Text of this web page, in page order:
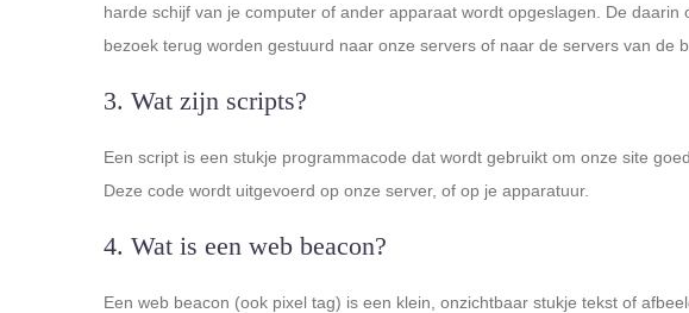
harde schijf van je computer of ander apparaat wordt opgeslagen. De
bezoek terug worden gestuurd naar onze servers of naar de servers van de
3. Wat zijn scripts?
Een script is een stukje programmacode dat wordt gebruikt om onze site
Deze code wordt uitgevoerd op onze server, of op je apparatuur.
4. Wat is een web beacon?
Een web beacon (ook pixel tag) is een klein, onzichtbaar stukje tekst of